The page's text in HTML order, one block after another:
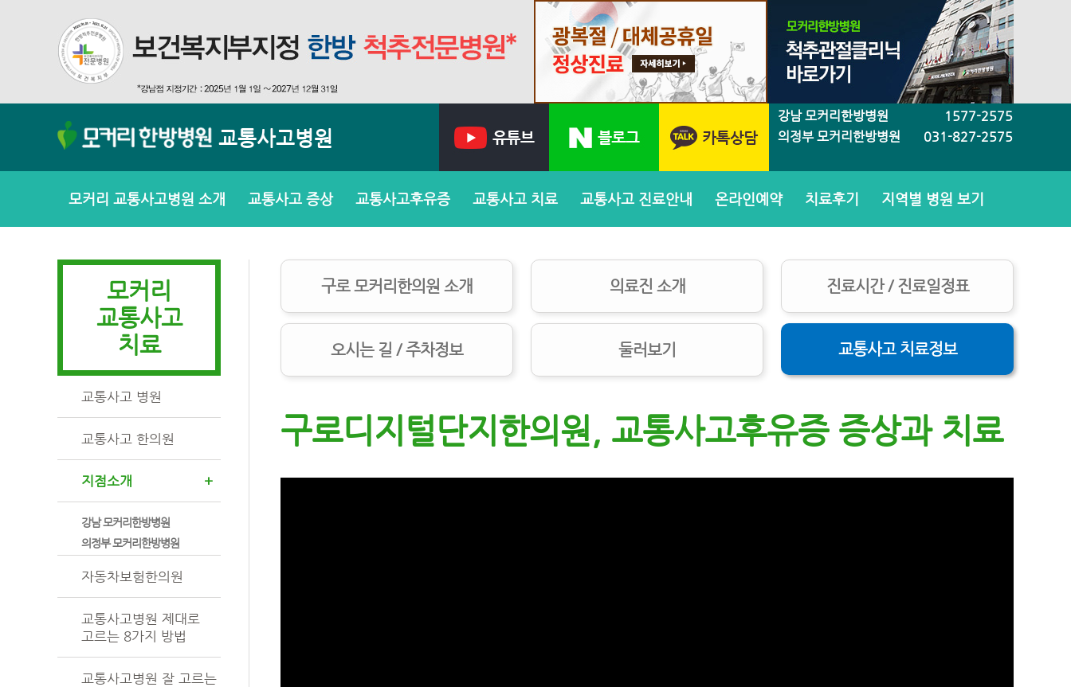
교통사고병원
강남 모커리한방병원
1577-2575
의정부 모커리한방병원
031-827-2575
모커리 교통사고병원 소개 교통사고 증상 교통사고후유증 교통사고 치료 교통사고 진료안내 온라인예약 치료후기 지역별 병원 보기
모커리
교통사고
치료
교통사고 병원
교통사고 한의원
지점소개 +
강남 모커리한방병원
의정부 모커리한방병원
자동차보험한의원
교통사고병원 제대로
고르는 8가지 방법
교통사고병원 잘 고르는
구로 모커리한의원 소개 의료진 소개 진료시간 / 진료일정표
오시는 길 / 주차정보 둘러보기 교통사고 치료정보
구로디지털단지한의원, 교통사고후유증 증상과 치료